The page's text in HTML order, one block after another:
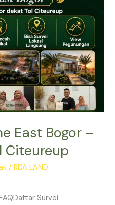
East Bogor –
Citeureup
/RDA LAND
Survei